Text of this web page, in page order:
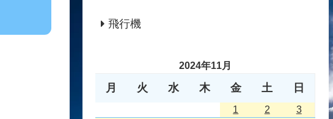
飛行機
2024年11月
月 火 水 木 金 土 日
1 2
3